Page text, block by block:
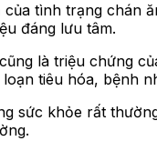
của tình trạng chán
đáng lưu tâm.
là triệu chứng
tiêu hóa, bệnh
sức khỏe rất